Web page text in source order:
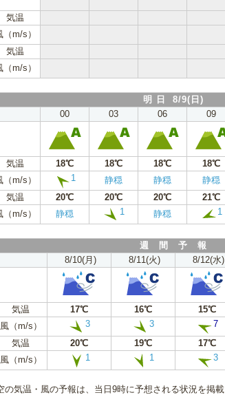
気温
（m/s）
気温
（m/s）
明 日 8/9(日)
00 03 06 09
気温 18℃ 18℃ 18℃ 18℃
（m/s）
1 静穏 静穏 静穏
気温 20℃ 20℃ 20℃ 21℃
（m/s）
静穏 1 静穏 1
週 間 予 報
8/10(月) 8/11(火) 8/12(水)
気温 17℃ 16℃ 15℃
風（m/s）
3 3 7
気温 20℃ 19℃ 17℃
風（m/s）
1 1 3
気温・風の予報は、当日9時に予想される状況を掲載